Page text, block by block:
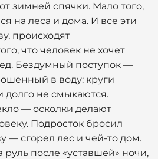
зимней спячки. Мало того,
на леса и дома. И все эти
происходят
что человек не хочет
Бездумный поступок —
в воду: круги
долго не смыкаются.
— осколки делают
Подросток бросил
— сгорел лес и чей-то дом.
руль после «уставшей» ночи,